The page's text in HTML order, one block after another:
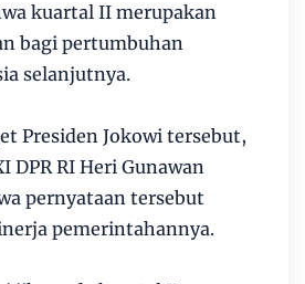
kuartal II merupakan
bagi pertumbuhan
selanjutnya.
Presiden Jokowi tersebut,
DPR RI Heri Gunawan
pernyataan tersebut
pemerintahannya.